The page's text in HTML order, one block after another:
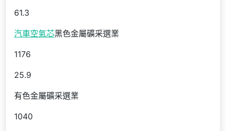
61.3
汽車空氣芯黑色金屬礦采選業
1176
25.9
有色金屬礦采選業
1040